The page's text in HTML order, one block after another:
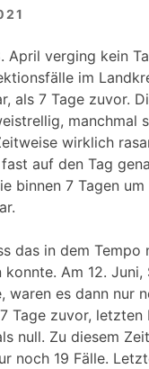
April verging kein
im
als 7 Tage zuvor.
manchmal
wirklich
auf den Tag
binnen 7 Tagen um
das in dem Tempo
konnte. Am 12. Juni,
waren es dann nur
Tage zuvor, letzten
null. Zu diesem
noch 19 Fälle.